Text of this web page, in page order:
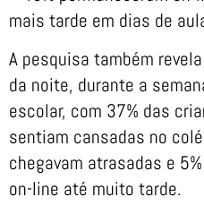
mais tarde em dias de
A pesquisa também
da noite, durante a
escolar, com 37% das
sentiam cansadas no
chegavam atrasadas e
on-line até muito tarde.